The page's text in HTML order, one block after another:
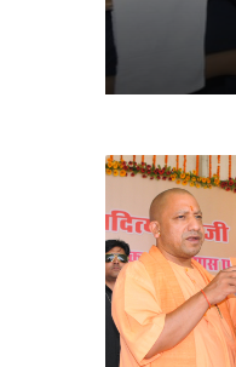
2
मुख्य
3 days
1
योगी